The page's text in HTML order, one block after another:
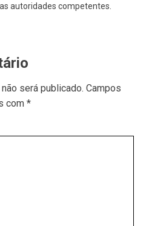
autoridades competentes.
será publicado. Campos
com *